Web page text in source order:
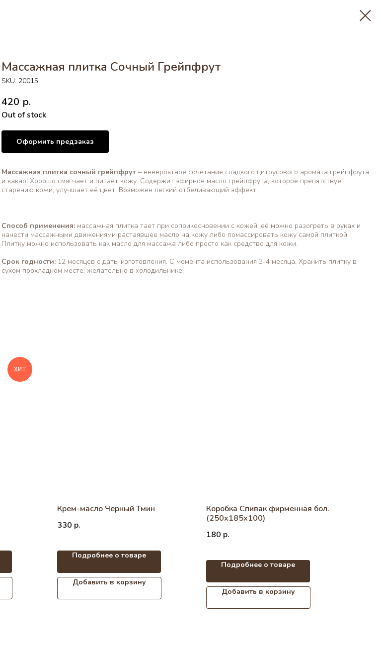
Массажная плитка Сочный Грейпфрут
SKU: 20015
420 р.
Out of stock
Оформить предзаказ
Массажная плитка сочный грейпфрут – невероятное сочетание сладкого цитрусового аромата грейпфрута
и какао! Хорошо смягчает и питает кожу. Содержит эфирное масло грейпфрута, которое препятствует
старению кожи, улучшает её цвет. Возможен легкий отбеливающий эффект.
Способ применения: массажная плитка тает при соприкосновении с кожей, её можно разогреть в руках и
нанести массажными движениями растаявшее масло на кожу либо помассировать кожу самой плиткой.
Плитку можно использовать как масло для массажа либо просто как средство для кожи.
Срок годности: 12 месяцев с даты изготовления. С момента использования 3-4 месяца. Хранить плитку в
сухом прохладном месте, желательно в холодильнике.
ХИТ
Крем-масло Черный Тмин
330 р.
Подробнее о товаре
Добавить в корзину
Коробка Спивак фирменная бол.
(250х185х100)
180 р.
Подробнее о товаре
Добавить в корзину